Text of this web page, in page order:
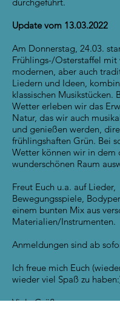
Update vom 13.03.2022
Am Donnerstag, 24.03.
Frühlings-/Osterstaffel mit
modernen, aber auch
Liedern und Ideen,
klassischen Musikstücken.
Wetter erleben wir das
Natur, das wir auch
und genießen werden,
frühlingshaften Grün. Bei
Wetter können wir in dem
wunderschönen Raum
Freut Euch u.a. auf Lieder,
Bewegungsspiele,
einem bunten Mix aus
Materialien/Instrumenten.
Anmeldungen sind ab
Ich freue mich Euch
wieder viel Spaß zu
Viele Grüße